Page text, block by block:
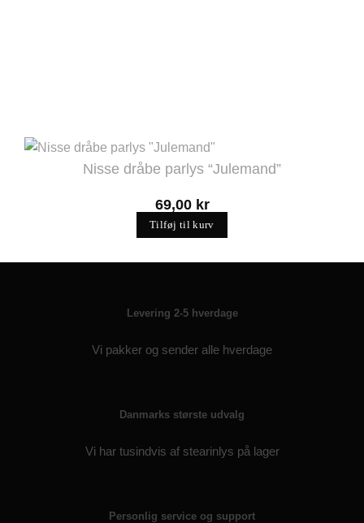
Nisse dråbe parlys “Julemand”
69,00 kr
Tilføj til kurv
Levering 2-5 hverdage
Vi pakker og sender alle hverdage
Danmarks største udvalg
Vi har tusindvis af stearinlys på lager
Personlig service og support